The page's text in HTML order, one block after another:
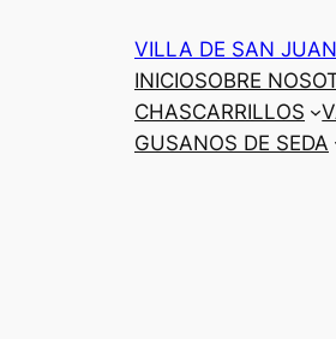
VILLA DE SAN
INICIOSOBRE
CHASCARRILLOS
GUSANOS DE SEDA